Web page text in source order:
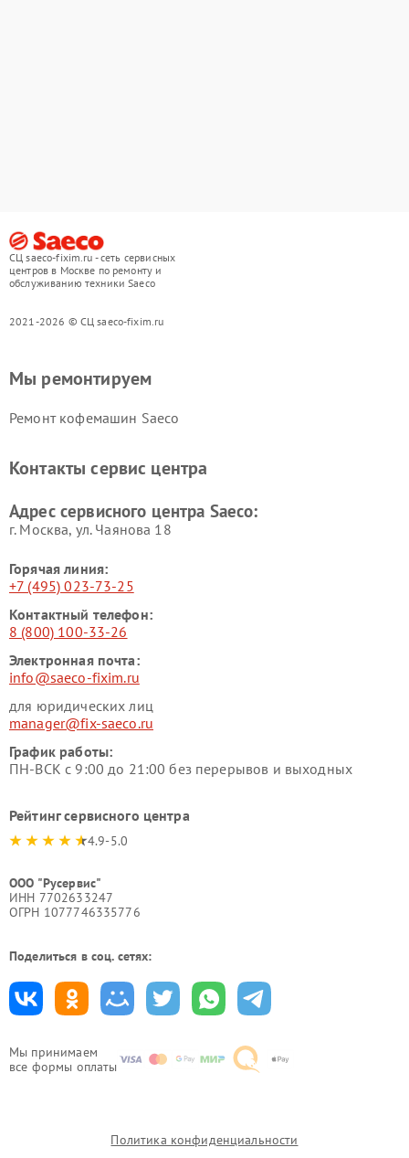
СЦ saeco-fixim.ru - сеть сервисных
центров в Москве по ремонту и
обслуживанию техники Saeco
2021-2026 © СЦ saeco-fixim.ru
Мы принимаем
все формы оплаты
Мы ремонтируем
Ремонт кофемашин Saeco
Контакты сервис центра
Адрес сервисного центра Saeco:
г. Москва, ул. Чаянова 18
Горячая линия:
+7 (495) 023-73-25
Контактный телефон:
8 (800) 100-33-26
Электронная почта:
info@saeco-fixim.ru
для юридических лиц
manager@fix-saeco.ru
График работы:
ПН-ВСК с 9:00 до 21:00 без перерывов и выходных
Рейтинг сервисного центра
4.9-5.0
ООО "Русервис"
ИНН 7702633247
ОГРН 1077746335776
Поделиться в соц. сетях:
Политика конфиденциальности